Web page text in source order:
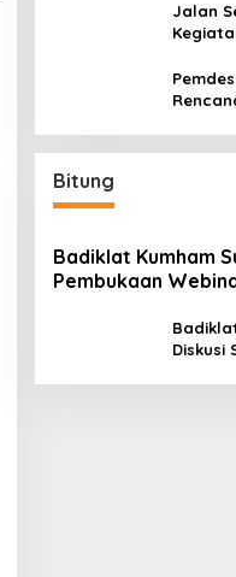
Jalan
Bitung
Badiklat Kumham
Pembukaan
Diskusi